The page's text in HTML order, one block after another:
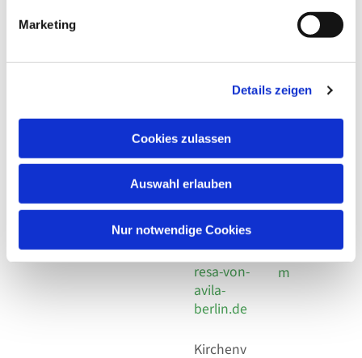
Marketing
Details zeigen
Cookies zulassen
Auswahl erlauben
Nur notwendige Cookies
Adresse
Kirchengemeinde Pfarrei
Hl. Theresa von Avila Berlin
Leitender Pfarrer - Norbert
Behaimstr. 39
Kont
Telefon
+49 30
924 64 28
Fax +49
30 924 54
18
E-Mail
info@the
resa-von-
avila-
berlin.de
Kirchenv
Links
Datensch
utz
Social
Impressu
m